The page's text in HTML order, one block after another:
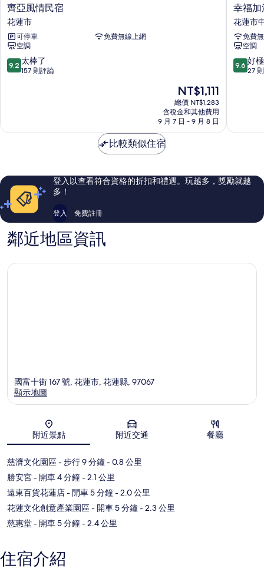
齊
亞
風
情
民
宿
花
齊亞風情民宿
花蓮市
可停車
免費無線上網
空調
9.2
分，
棒
評
論
9.2 太棒了
157 則評論
現
在
價
格
為
NT$1,111
總價 NT$1,283
含稅金和其他費用
9 月 7 日 - 9 月 8 日
幸
福
加
油
站
電
梯
中
幸福加
花蓮市
免費
空調
9.6
分，
極
評
論
9.6 好
27
比較類似住宿
登入以查看符合資格的折扣和禮遇。玩越多，獎勵就越
多！
登入 免費註冊
鄰近地區資訊
地圖
國富十街 167 號, 花蓮市, 花蓮縣, 97067
顯示地圖
附近景點 附近交通 餐廳
慈濟文化園區- 步行 9 分鐘- 0.8 公里
勝安宮- 開車 4 分鐘- 2.1 公里
遠東百貨花蓮店- 開車 5 分鐘- 2.0 公里
花蓮文化創意產業園區- 開車 5 分鐘- 2.3 公里
慈惠堂- 開車 5 分鐘- 2.4 公里
住宿介紹